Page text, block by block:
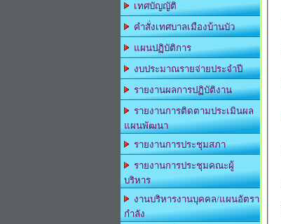
เทศบัญญัติ
คำสั่งเทศบาลเมืองบ้านบัว
แผนปฏิบัติการ
งบประมาณรายจ่ายประจำปี
รายงานผลการปฏิบัติงาน
รายงานการติดตามประเมินผล
แผนพัฒนา
รายงานการประชุมสภา
รายงานการประชุมคณะผู้
บริหาร
งานบริหารงานบุคคล/แผนอัตรา
กำลัง